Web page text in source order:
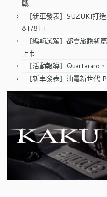
戰
【新車發表】SUZUKI打
8T/8TT
【編輯試駕】都會旅跑
上市
【活動報導】Quartararo
【新車發表】油電新世代